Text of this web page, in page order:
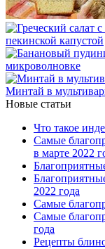
пекинской капустой
микроволновке
Минтай в
Новые статьи
Что такое
Самые
в марте 2022
2022 года
Самые
Самые
года
Рецепты